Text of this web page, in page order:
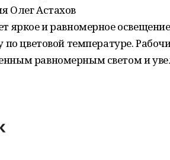
Олег Астахов
яркое и равномерное
по цветовой температуре.
равномерным светом и